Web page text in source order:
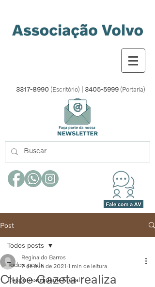
3317-8990 (Escritório) | 3405-5999(Portaria)
Post
Todos posts
Responsabilidade Social
Todos posts
Clube Gazeta realiza
Reginaldo Barros
7 de out. de 2021 1 min de leitura